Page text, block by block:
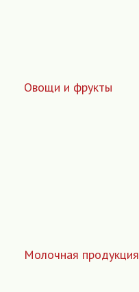
Овощи и фрукты
Молочная продукция